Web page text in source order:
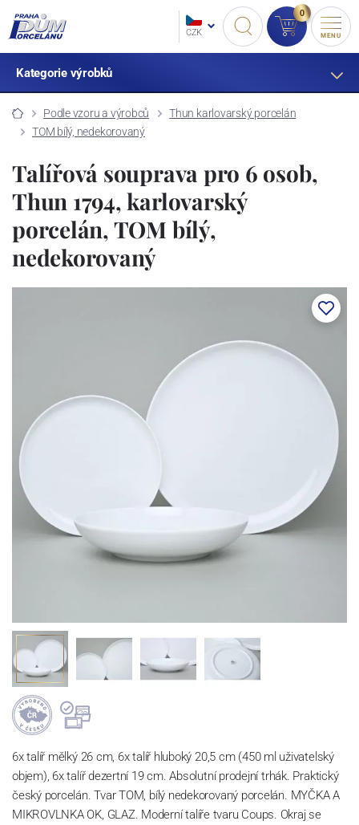
CZK
0
MENU
Kategorie výrobků
Podle vzoru a výrobců
Thun karlovarský porcelán
TOM bílý, nedekorovaný
Talířová souprava pro 6 osob,
Thun 1794, karlovarský
porcelán, TOM bílý,
nedekorovaný
6x talíř mělký 26 cm, 6x talíř hluboký 20,5 cm (450 ml uživatelský
objem), 6x talíř dezertní 19 cm. Absolutní prodejní trhák. Praktický
český porcelán. Tvar TOM, bílý nedekorovaný porcelán. MYČKA A
MIKROVLNKA OK, GLAZ. Moderní talíře tvaru Coups. Okraj se